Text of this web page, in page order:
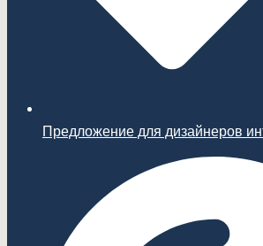
Предложение для дизайнеров